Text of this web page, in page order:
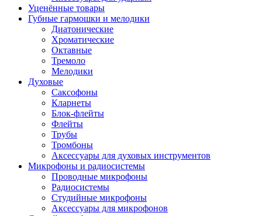
Уценённые товары
Губные гармошки и мелодики
Диатонические
Хроматические
Октавные
Тремоло
Мелодики
Духовые
Саксофоны
Кларнеты
Блок-флейты
Флейты
Трубы
Тромбоны
Аксессуары для духовых инструментов
Микрофоны и радиосистемы
Проводные микрофоны
Радиосистемы
Студийные микрофоны
Аксессуары для микрофонов